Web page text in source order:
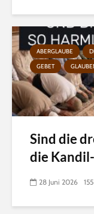
ABERGLAUBE
GEBET
Sind die
die
28 Juni 2026